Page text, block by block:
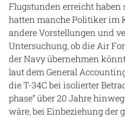
Flugstunden erreicht haben
hatten manche Politiker im
andere Vorstellungen und
Untersuchung, ob die Air
der Navy übernehmen
laut dem General
die T-34C bei isolierter
phase“ über 20 Jahre
wäre, bei Einbeziehung der